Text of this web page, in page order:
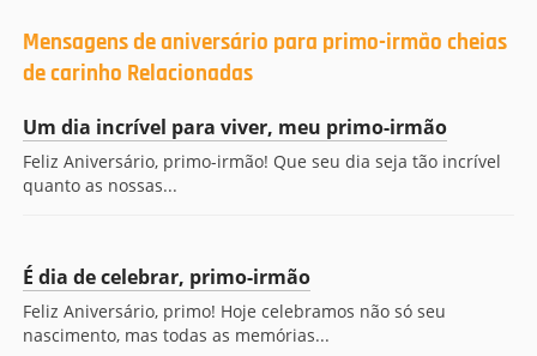
Mensagens de aniversário para primo-irmão cheias
de carinho Relacionadas
Um dia incrível para viver, meu primo-irmão
Feliz Aniversário, primo-irmão! Que seu dia seja tão incrível
quanto as nossas...
É dia de celebrar, primo-irmão
Feliz Aniversário, primo! Hoje celebramos não só seu
nascimento, mas todas as memórias...